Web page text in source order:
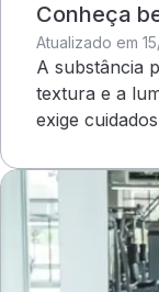
Conheça
Atualizado em
A substância
textura e a
exige